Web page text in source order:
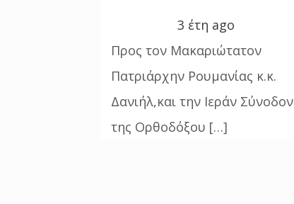
3 έτη ago
Προς τον Μακαριώτατον
Πατριάρχην Ρουμανίας κ.κ.
Δανιήλ,και την Ιεράν Σύνοδον
της Ορθοδόξου […]